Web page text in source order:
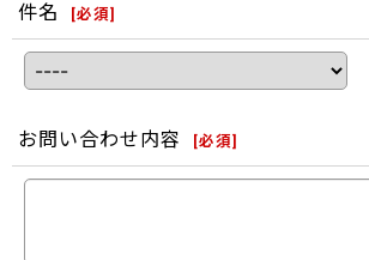
件名 [必須]
お問い合わせ内容 [必須]